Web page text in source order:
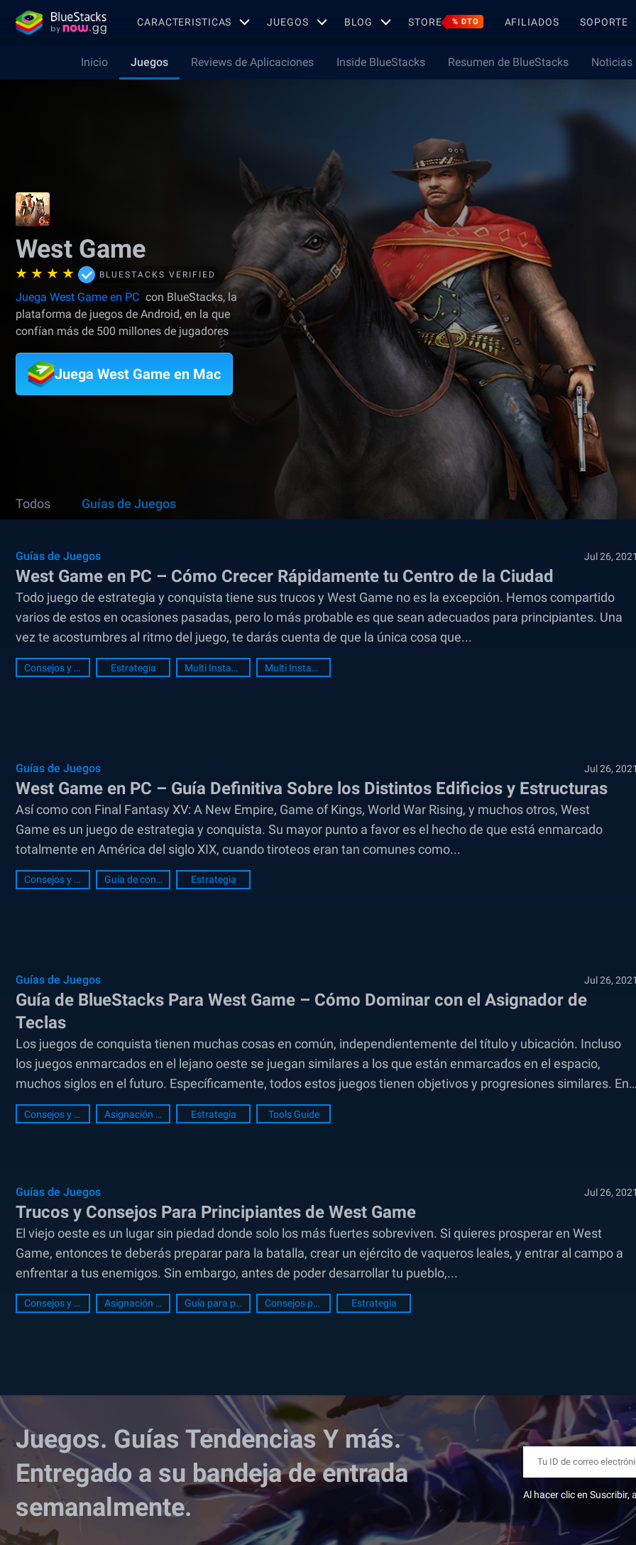
CARACTERISTICAS JUEGOS BLOG STORE % DTO AFILIADOS SOPORTE
Inicio Juegos Reviews de Aplicaciones Inside BlueStacks Resumen de BlueStacks Noticias
West Game
BLUESTACKS VERIFIED
Juega West Game en PC con BlueStacks, la
plataforma de juegos de Android, en la que
confían más de 500 millones de jugadores
Juega West Game en Mac
Todos Guías de Juegos
Guías de Juegos Jul 26,
West Game en PC – Cómo Crecer Rápidamente tu Centro de la Ciudad
Todo juego de estrategia y conquista tiene sus trucos y West Game no es la excepción. Hemos compartido
varios de estos en ocasiones pasadas, pero lo más probable es que sean adecuados para principiantes. Una
vez te acostumbres al ritmo del juego, te darás cuenta de que la única cosa que...
Consejos y Trucos Estrategia Multi Instance Multi Instance Sync
Guías de Juegos Jul 26,
West Game en PC – Guía Definitiva Sobre los Distintos Edificios y Estructuras
Así como con Final Fantasy XV: A New Empire, Game of Kings, World War Rising, y muchos otros, West
Game es un juego de estrategia y conquista. Su mayor punto a favor es el hecho de que está enmarcado
totalmente en América del siglo XIX, cuando tiroteos eran tan comunes como...
Consejos y Trucos Guía de construcción Estrategia
Guías de Juegos Jul 26,
Guía de BlueStacks Para West Game – Cómo Dominar con el Asignador de
Teclas
Los juegos de conquista tienen muchas cosas en común, independientemente del título y ubicación. Incluso
los juegos enmarcados en el lejano oeste se juegan similares a los que están enmarcados en el espacio,
muchos siglos en el futuro. Específicamente, todos estos juegos tienen objetivos y progresiones similares. En
cada uno...
Consejos y Trucos Asignación de teclas Estrategia Tools Guide
Guías de Juegos Jul 26,
Trucos y Consejos Para Principiantes de West Game
El viejo oeste es un lugar sin piedad donde solo los más fuertes sobreviven. Si quieres prosperar en West
Game, entonces te deberás preparar para la batalla, crear un ejército de vaqueros leales, y entrar al campo a
enfrentar a tus enemigos. Sin embargo, antes de poder desarrollar tu pueblo,...
Consejos y Trucos Asignación de teclas Guía para principiantes Consejos para principiantes Estrategia
Juegos. Guías Tendencias Y más.
Entregado a su bandeja de entrada
semanalmente.
Al hacer clic en Suscribir,